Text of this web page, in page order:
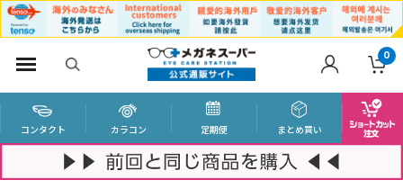
0
コンタクト カラコン 定期便 まとめ買い